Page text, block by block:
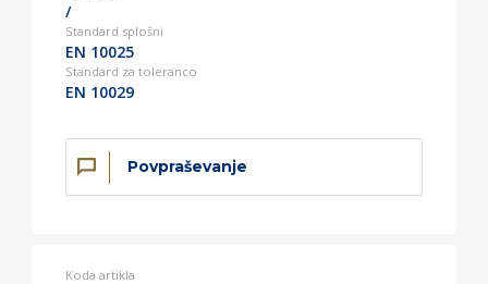
/
Standard splošni
EN 10025
Standard za toleranco
EN 10029
Povpraševanje
Koda artikla